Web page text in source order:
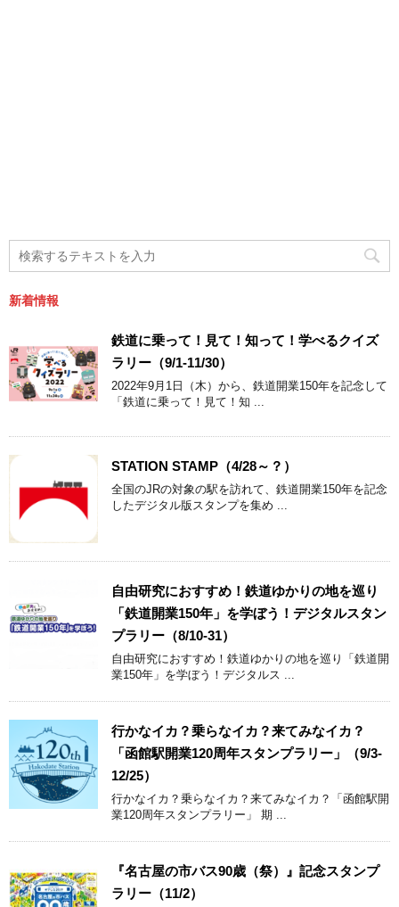
新着情報
鉄道に乗って！見て！知って！学べるクイズ
ラリー（9/1-11/30）
2022年9月1日（木）から、鉄道開業150年を記念して
「鉄道に乗って！見て！知 ...
STATION STAMP（4/28～？）
全国のJRの対象の駅を訪れて、鉄道開業150年を記念
したデジタル版スタンプを集め ...
自由研究におすすめ！鉄道ゆかりの地を巡り
「鉄道開業150年」を学ぼう！デジタルスタン
プラリー（8/10-31）
自由研究におすすめ！鉄道ゆかりの地を巡り「鉄道開
業150年」を学ぼう！デジタルス ...
行かなイカ？乗らなイカ？来てみなイカ？
「函館駅開業120周年スタンプラリー」（9/3-
12/25）
行かなイカ？乗らなイカ？来てみなイカ？「函館駅開
業120周年スタンプラリー」 期 ...
『名古屋の市バス90歳（祭）』記念スタンプ
ラリー（11/2）